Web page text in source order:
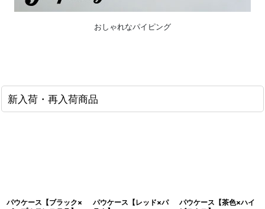
おしゃれなパイピング
新入荷・再入荷商品
パウケース【ブラック×
パウケース【レッド×パ
パウケース【茶色×ハイ